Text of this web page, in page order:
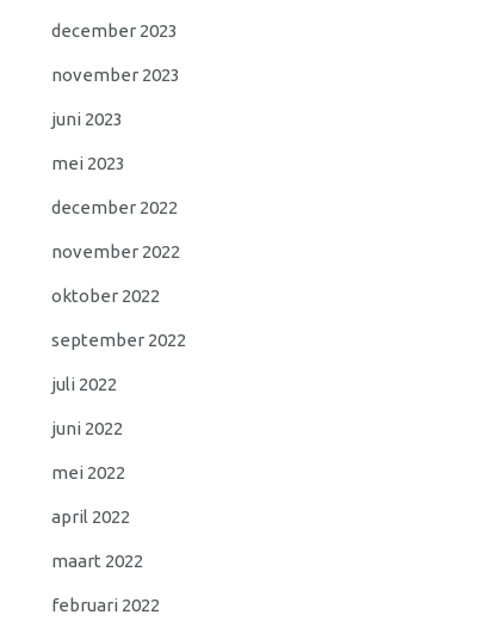
december 2023
november 2023
juni 2023
mei 2023
december 2022
november 2022
oktober 2022
september 2022
juli 2022
juni 2022
mei 2022
april 2022
maart 2022
februari 2022